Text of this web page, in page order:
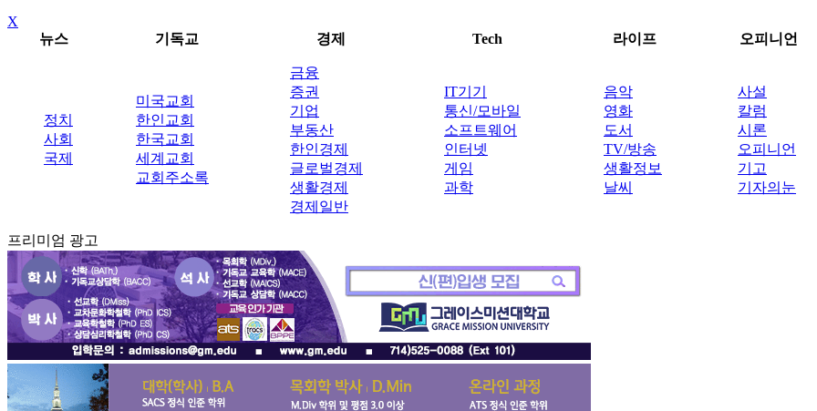
X
뉴스
기독교 경제 Tech 라이프 오피니언
정치
사회
국제
미국교회
한인교회
한국교회
세계교회
교회주소록
금융
증권
기업
부동산
한인경제
글로벌경제
생활경제
경제일반
IT기기
통신/모바일
소프트웨어
인터넷
게임
과학
음악
영화
도서
TV/방송
생활정보
날씨
사설
칼럼
시론
오피니언
기고
기자의눈
프리미엄 광고